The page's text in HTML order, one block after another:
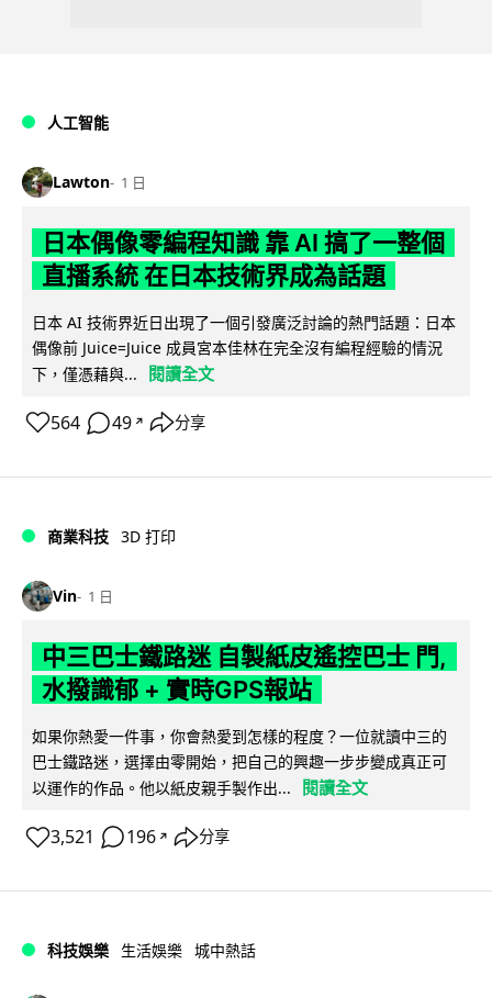
人工智能
Lawton 1 日
日本偶像零編程知識 靠 AI 搞了一整個
直播系統 在日本技術界成為話題
日本 AI 技術界近日出現了一個引發廣泛討論的熱門話題：日本
偶像前 Juice=Juice 成員宮本佳林在完全沒有編程經驗的情況
下，僅憑藉與...
閱讀全文
564 49 ↗ 分享
商業科技 3D 打印
Vin 1 日
中三巴士鐵路迷 自製紙皮遙控巴士 門,
水撥識郁 + 實時GPS報站
如果你熱愛一件事，你會熱愛到怎樣的程度？一位就讀中三的
巴士鐵路迷，選擇由零開始，把自己的興趣一步步變成真正可
以運作的作品。他以紙皮親手製作出...
閱讀全文
3,521 196 ↗ 分享
科技娛樂 生活娛樂 城中熱話